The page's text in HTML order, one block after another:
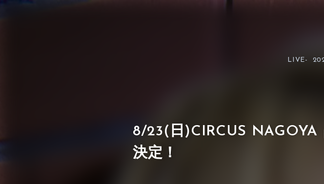
LIVE-
8/23(日)CIRCUS NAGOYA
決定！